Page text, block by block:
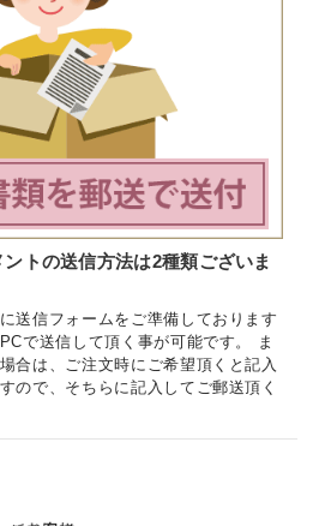
トの送信方法は2種類ございま
送信フォームをご準備しております
で送信して頂く事が可能です。 ま
合は、ご注文時にご希望頂くと記入
ので、そちらに記入してご郵送頂く